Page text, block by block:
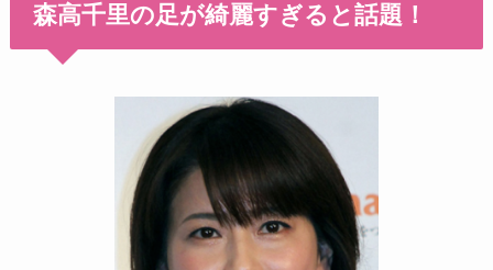
森高千里の足が綺麗すぎると話題！